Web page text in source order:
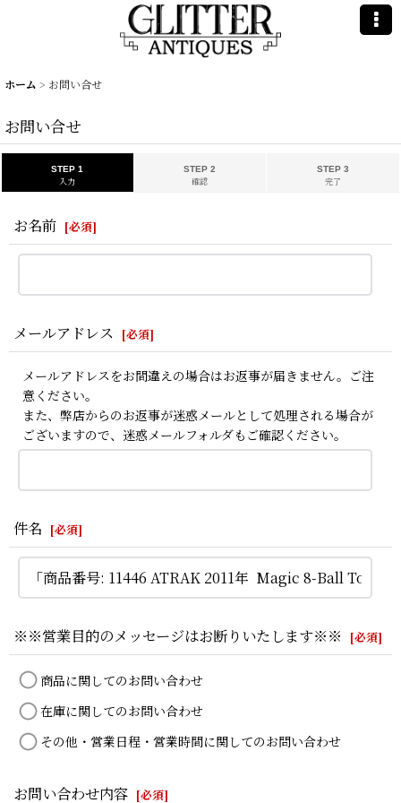
ホーム > お問い合せ
お問い合せ
STEP 1
入力
STEP 2
確認
STEP 3
完了
お名前 [必須]
メールアドレス [必須]
メールアドレスをお間違えの場合はお返事が届きません。ご注
意ください。
また、弊店からのお返事が迷惑メールとして処理される場合が
ございますので、迷惑メールフォルダもご確認ください。
件名 [必須]
※※営業目的のメッセージはお断りいたします※※ [必須]
商品に関してのお問い合わせ
在庫に関してのお問い合わせ
その他・営業日程・営業時間に関してのお問い合わせ
お問い合わせ内容 [必須]